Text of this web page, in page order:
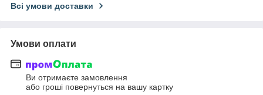
Всі умови доставки
Умови оплати
Ви отримаєте замовлення
або гроші повернуться на вашу картку